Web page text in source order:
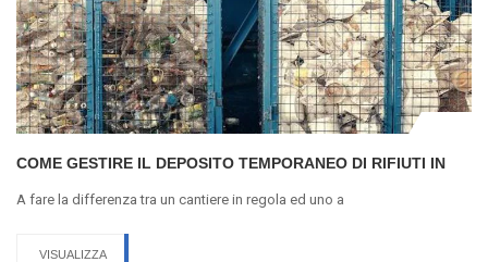
COME GESTIRE IL DEPOSITO TEMPORANEO DI RIFIUTI IN
A fare la differenza tra un cantiere in regola ed uno a
VISUALIZZA